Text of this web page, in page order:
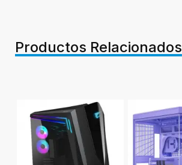
Productos Relacionados